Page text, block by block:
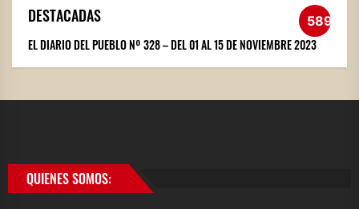
DESTACADAS 589
EL DIARIO DEL PUEBLO Nº 328 – DEL 01 AL 15 DE NOVIEMBRE 2023
QUIENES SOMOS: